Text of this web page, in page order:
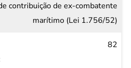
contribuição de ex-combatente
marítimo (Lei 1.756/52)
82